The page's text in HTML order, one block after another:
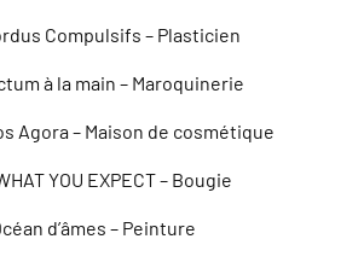
Compulsifs – Plasticien
à la main – Maroquinerie
Agora – Maison de cosmétique
YOU EXPECT – Bougie
d’âmes – Peinture